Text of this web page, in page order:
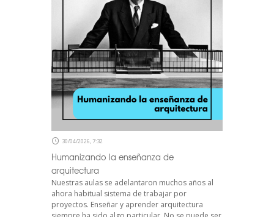
30/04/2026, 7:32
Humanizando la enseñanza de
arquitectura
Nuestras aulas se adelantaron muchos años al
ahora habitual sistema de trabajar por
proyectos. Enseñar y aprender arquitectura